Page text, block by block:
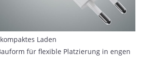
Laden
für flexible Platzierung in engen